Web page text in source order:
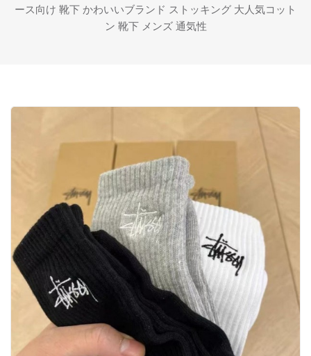
ース向け 靴下 かわいいブランド ストッキング 大人気コット
ン 靴下 メンズ 通気性